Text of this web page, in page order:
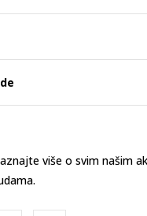
više o svim našim